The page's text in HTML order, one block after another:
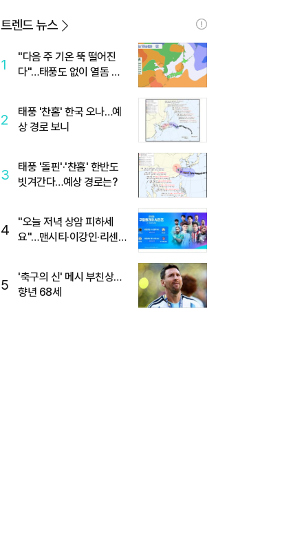
트렌드 뉴스
1
"다음 주 기온 뚝 떨어진
다"…태풍도 없이 열돔 박
2
태풍 '찬홈' 한국 오나…예
상 경로 보니
3
태풍 '돌핀'·'찬홈' 한반도
빗겨간다…예상 경로는?
4
"오늘 저녁 상암 피하세
요"…맨시티·이강인·리센느
5
'축구의 신' 메시 부친상…
향년 68세